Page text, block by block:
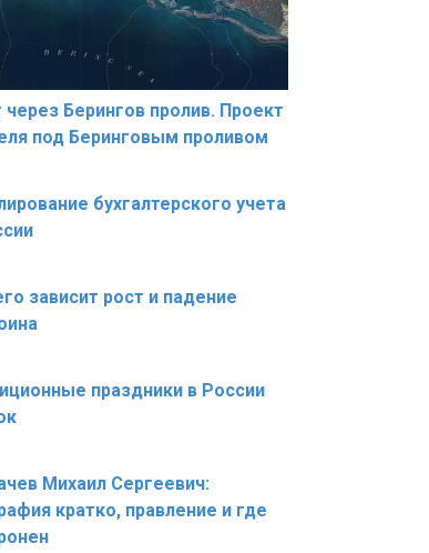
Берингов пролив. Проект
под Беринговым проливом
бухгалтерского учета
зависит рост и падение
праздники в России
Михаил Сергеевич:
кратко, правление и где